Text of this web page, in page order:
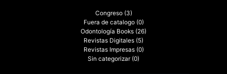
Congreso (3)
Fuera de catalogo (0)
Odontología Books (26)
Revistas Digitales (5)
Revistas Impresas (0)
Sin categorizar (0)